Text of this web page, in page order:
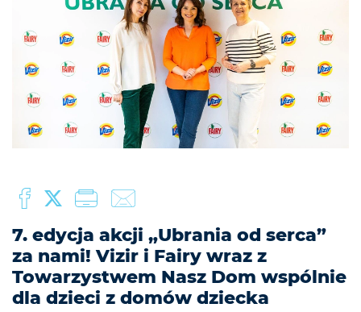
7. edycja akcji „Ubrania od serca”
za nami! Vizir i Fairy wraz z
Towarzystwem Nasz Dom wspólnie
dla dzieci z domów dziecka